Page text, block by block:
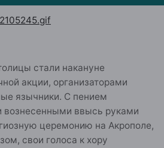
стали накануне
акции, организаторами
язычники. С пением
вознесенными ввысь руками
церемонию на Акрополе,
свои голоса к хору